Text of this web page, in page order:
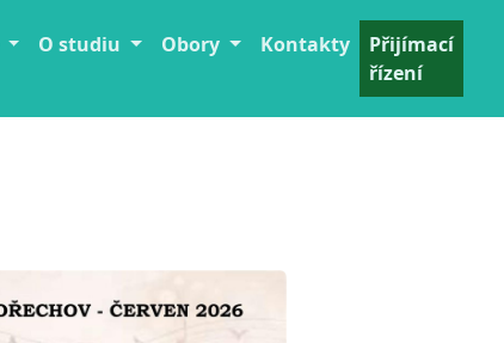
O studiu Obory Kontakty
Přijímací
řízení